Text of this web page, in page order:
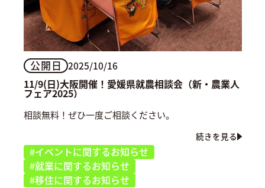
公開日 2025/10/16
11/9(日)大阪開催！愛媛県就農相談会（新・農業人
フェア2025）
相談無料！ぜひ一度ご相談ください。
続きを見る
#イベントに関するお知らせ
#就業に関するお知らせ
#移住に関するお知らせ